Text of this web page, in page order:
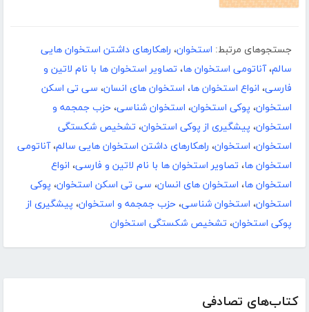
کتاب‌های تصادفی
جستجوهای مرتبط: استخوان، راهکارهای داشتن استخوان هایی
سالم،آناتومی استخوان ها، تصاویر استخوان ها با نام لاتین و
فارسی، انواع استخوان ها، استخوان های انسان، سی تی اسکن
استخوان، پوکی استخوان، استخوان شناسی، حزب جمجمه و
استخوان، پیشگیری از پوکی استخوان، تشخیص شکستگی
استخوان، استخوان، راهکارهای داشتن استخوان هایی سالم،آناتومی
استخوان ها، تصاویر استخوان ها با نام لاتین و فارسی، انواع
استخوان ها، استخوان های انسان، سی تی اسکن استخوان، پوکی
استخوان، استخوان شناسی، حزب جمجمه و استخوان، پیشگیری از
پوکی استخوان، تشخیص شکستگی استخوان